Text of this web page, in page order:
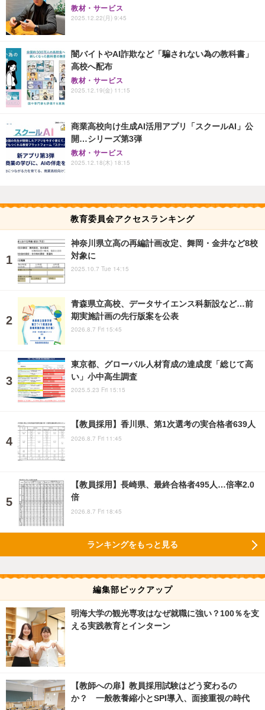
教材・サービス
2025.12.22(月) 9:45
闇バイトやAI詐欺など「騙されない為の教科書」
高校へ配布
教材・サービス
2025.12.19(金) 11:15
商業高校向け生成AI活用アプリ「スクールAI」公
開…シリーズ第3弾
教材・サービス
2025.12.18(木) 18:15
教育委員会アクセスランキング
神奈川県立高の再編計画改定、舞岡・金井など8校
対象に
2025.10.7 Tue 14:15
青森県立高校、データサイエンス科新設など…前
期実施計画の先行版案を公表
2026.8.7 Fri 15:45
東京都、グローバル人材育成の達成度「総じて高
い」小中高生調査
2025.5.23 Fri 15:15
【教員採用】香川県、第1次選考の実合格者639人
2026.8.7 Fri 11:45
【教員採用】長崎県、最終合格者495人…倍率2.0
倍
2026.8.7 Fri 18:45
ランキングをもっと見る
編集部ピックアップ
明海大学の観光専攻はなぜ就職に強い？100％を支
える実践教育とインターン
【教師への扉】教員採用試験はどう変わるの
か？ 一般教養縮小とSPI導入、面接重視の時代